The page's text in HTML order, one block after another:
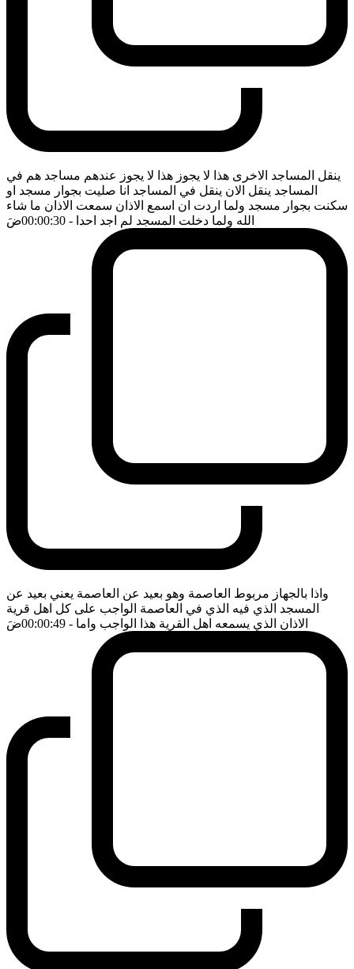
ينقل المساجد الاخرى هذا لا يجوز هذا لا يجوز عندهم مساجد هم في
المساجد ينقل الان ينقل في المساجد انا صليت بجوار مسجد او
سكنت بجوار مسجد ولما اردت ان اسمع الاذان سمعت الاذان ما شاء
الله ولما دخلت المسجد لم اجد احدا - 00:00:30 ضَ
واذا بالجهاز مربوط العاصمة وهو بعيد عن العاصمة يعني بعيد عن
المسجد الذي فيه الذي في العاصمة الواجب على كل اهل قرية
الاذان الذي يسمعه اهل القرية هذا الواجب واما - 00:00:49 ضَ